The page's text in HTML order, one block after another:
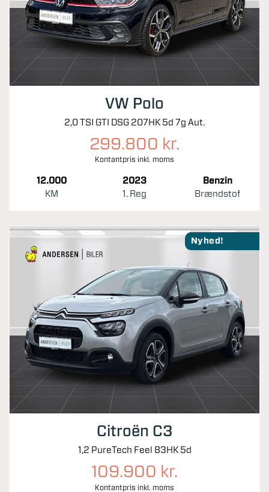
VW Polo
2,0 TSI GTI DSG 207HK 5d 7g Aut.
299.800 kr.
Kontantpris inkl. moms
12.000
KM
2023
1. Reg
Benzin
Brændstof
Nyhed!
Citroën C3
1,2 PureTech Feel 83HK 5d
109.900 kr.
Kontantpris inkl. moms